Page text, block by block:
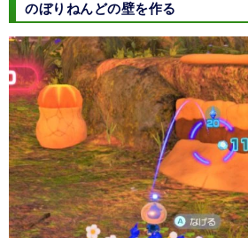
のぼりねんどの壁を作る